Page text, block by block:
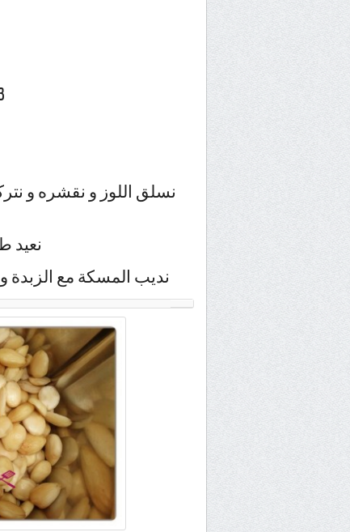
3
نسلق اللوز و نقشره و
نعيد
نديب المسكة مع الزبدة